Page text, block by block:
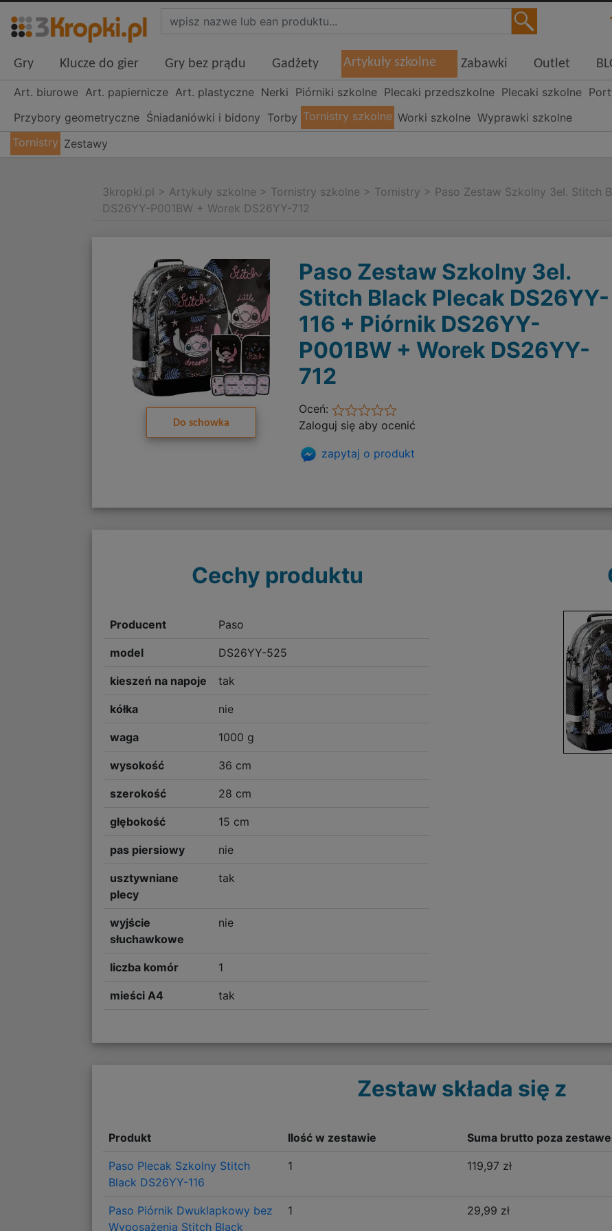
Gry Klucze do gier Gry bez prądu Gadżety Artykuły szkolne Zabawki Outlet
Art. biurowe Art. papiernicze Art. plastyczne Nerki Piórniki szkolne Plecaki przedszkolne Plecaki szkolne
Przybory geometryczne Śniadaniówki i bidony Torby Tornistry szkolne Worki szkolne Wyprawki szkolne
Tornistry Zestawy
3kropki.pl > Artykuły szkolne > Tornistry szkolne > Tornistry > Paso Zestaw Szkolny 3el. Stitch
DS26YY-P001BW + Worek DS26YY-712
Do schowka
Paso Zestaw Szkolny 3el.
Stitch Black Plecak DS26YY-
116 + Piórnik DS26YY-
P001BW + Worek DS26YY-
712
Oceń:
Zaloguj się aby ocenić
zapytaj o produkt
Cechy produktu
Producent Paso
model DS26YY-525
kieszeń na napoje tak
kółka nie
waga 1000 g
wysokość 36 cm
szerokość 28 cm
głębokość 15 cm
pas piersiowy nie
usztywniane
plecy
tak
wyjście
słuchawkowe
nie
liczba komór 1
mieści A4 tak
Zestaw składa się z
Produkt Ilość w zestawie Suma brutto poza
Paso Plecak Szkolny Stitch
Black DS26YY-116
1 119,97 zł
Paso Piórnik Dwuklapkowy bez
Wyposażenia Stitch Black
1 29,99 zł